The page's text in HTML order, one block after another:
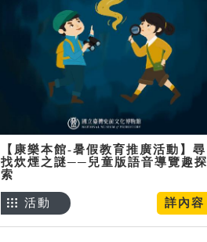
【康樂本館-暑假教育推廣活動】尋
找炊煙之謎──兒童版語音導覽趣探
索
詳內容
活動